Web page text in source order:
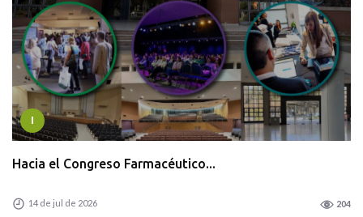
I
Hacia el Congreso Farmacéutico...
14 de jul de 2026 204